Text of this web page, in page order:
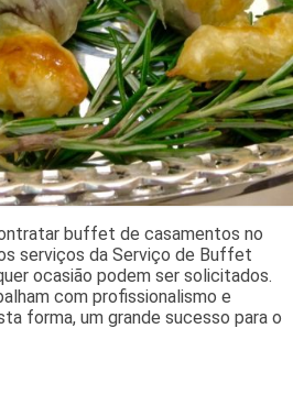
buffet de casamentos no
serviços da Serviço de Buffet
ocasião podem ser solicitados.
com profissionalismo e
forma, um grande sucesso para o